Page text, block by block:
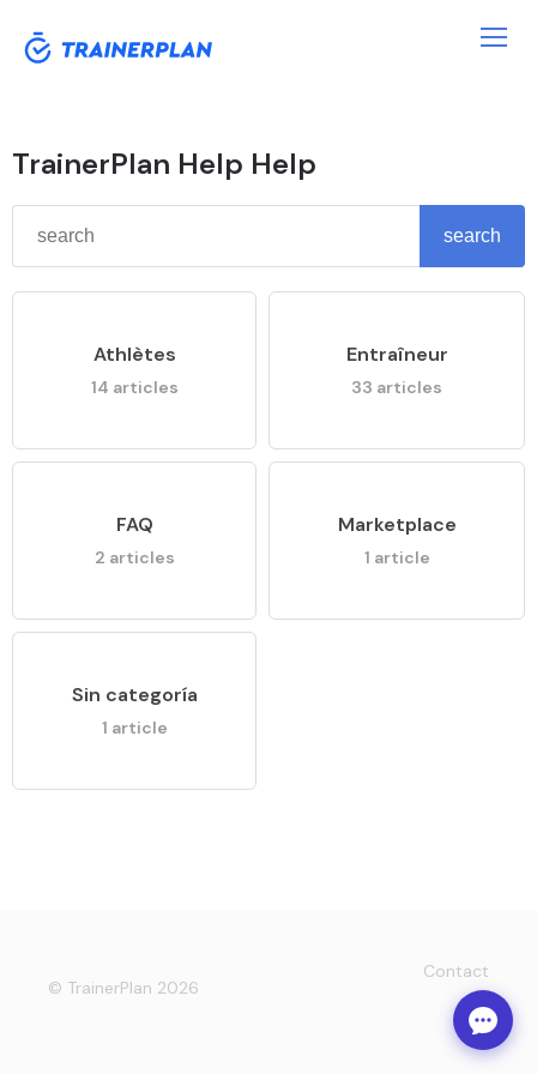
TrainerPlan Help Help
Athlètes
14 articles
Entraîneur
33 articles
FAQ
2 articles
Marketplace
1 article
Sin categoría
1 article
© TrainerPlan 2026
Contact